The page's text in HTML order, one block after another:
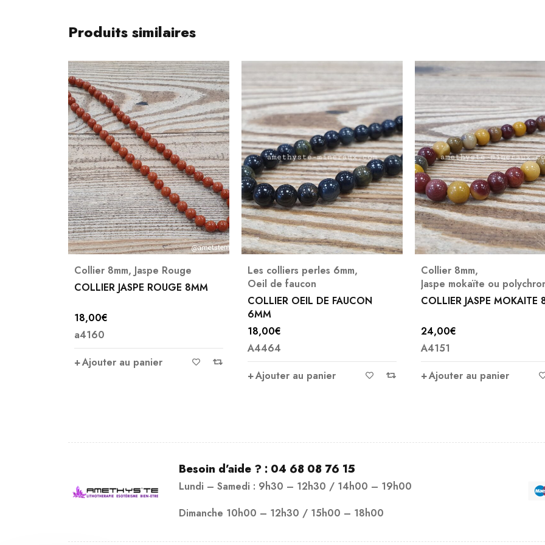
Produits similaires
Collier 8mm, Jaspe Rouge
COLLIER JASPE ROUGE 8MM
18,00€
a4160
Ajouter au panier
Les colliers perles 6mm,
Oeil de faucon
COLLIER OEIL DE FAUCON
6MM
18,00€
A4464
Ajouter au panier
Collier 8mm,
Jaspe mokaïte ou
COLLIER JASPE MOKAITE
24,00€
A4151
Ajouter au panier
Besoin d’aide ? : 04 68 08 76 15
Lundi – Samedi : 9h30 – 12h30 / 14h00 – 19h00
Dimanche 10h00 – 12h30 / 15h00 – 18h00